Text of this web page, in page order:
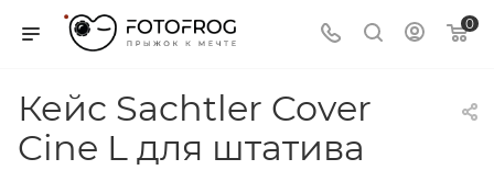
0
Кейс Sachtler Cover
Cine L для штатива